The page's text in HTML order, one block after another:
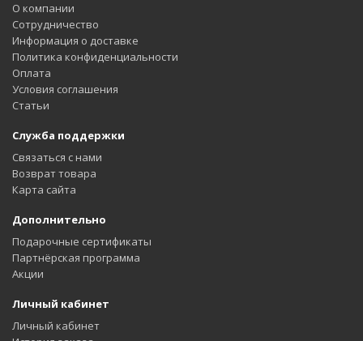
О компании
Сотрудничество
Информация о доставке
Политика конфиденциальности
Оплата
Условия соглашения
Статьи
Служба поддержки
Связаться с нами
Возврат товара
Карта сайта
Дополнительно
Подарочные сертификаты
Партнёрская программа
Акции
Личный кабинет
Личный кабинет